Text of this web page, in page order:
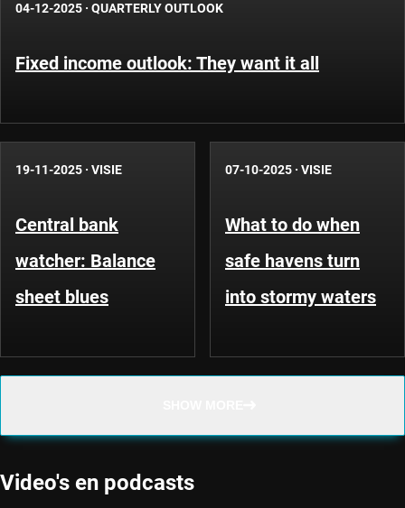
04-12-2025 · QUARTERLY OUTLOOK
Fixed income outlook: They want it all
19-11-2025 · VISIE
Central bank
watcher: Balance
sheet blues
07-10-2025 · VISIE
What to do when
safe havens turn
into stormy waters
Video's en podcasts